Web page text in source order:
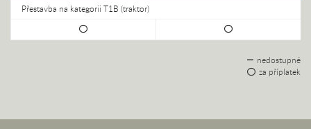
Přestavba na kategorii T1B (traktor)
nedostupné
za příplatek